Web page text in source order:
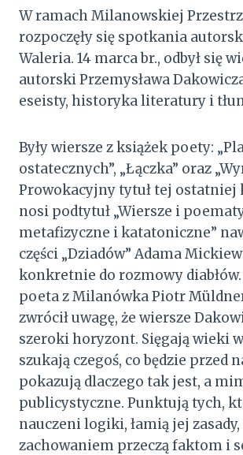
W ramach Milanowskiej
rozpoczęły się spotkania
Waleria. 14 marca br., odbył się
autorski Przemysława
eseisty, historyka literatury i
Były wiersze z książek poety:
ostatecznych”, „Łączka” oraz
Prowokacyjny tytuł tej ostatniej
nosi podtytuł „Wiersze i
metafizyczne i katatoniczne”
części „Dziadów” Adama
konkretnie do rozmowy
poeta z Milanówka Piotr
zwrócił uwagę, że wiersze
szeroki horyzont. Sięgają wieki
szukają czegoś, co będzie przed
pokazują dlaczego tak jest, a
publicystyczne. Punktują tych,
nauczeni logiki, łamią jej
zachowaniem przeczą faktom i